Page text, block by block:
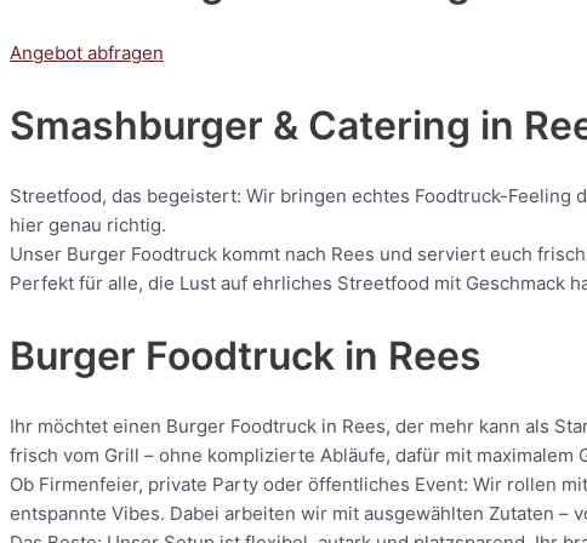
Angebot abfragen
Smashburger & Catering in
Streetfood, das begeistert: Wir bringen echtes Foodtruck-Feeling
hier genau richtig.
Unser Burger Foodtruck kommt nach Rees und serviert euch
Perfekt für alle, die Lust auf ehrliches Streetfood mit Geschmack
Burger Foodtruck in Rees
Ihr möchtet einen Burger Foodtruck in Rees, der mehr kann als
frisch vom Grill – ohne komplizierte Abläufe, dafür mit maximalem
Ob Firmenfeier, private Party oder öffentliches Event: Wir rollen
entspannte Vibes. Dabei arbeiten wir mit ausgewählten Zutaten